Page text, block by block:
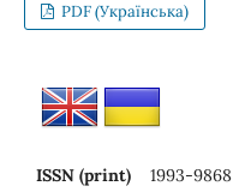
PDF (Українська)
ISSN (print) 1993-9868